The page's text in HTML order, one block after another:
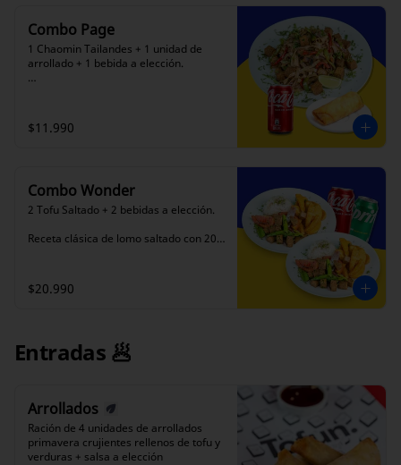
Combo Page
1 Chaomin Tailandes + 1 unidad de
arrollado + 1 bebida a elección.
la casa, acompañado de fideos de
arroz.
$11.990
Combo Wonder
2 Tofu Saltado + 2 bebidas a elección.
Receta clásica de lomo saltado con 200
$20.990
Entradas 🥟
Arrollados
Ración de 4 unidades de arrollados
primavera crujientes rellenos de tofu y
verduras + salsa a elección